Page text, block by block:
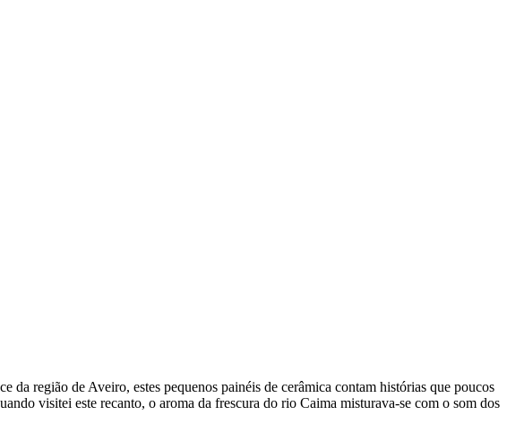
região de Aveiro, estes pequenos painéis de cerâmica contam histórias que poucos
visitei este recanto, o aroma da frescura do rio Caima misturava-se com o som dos